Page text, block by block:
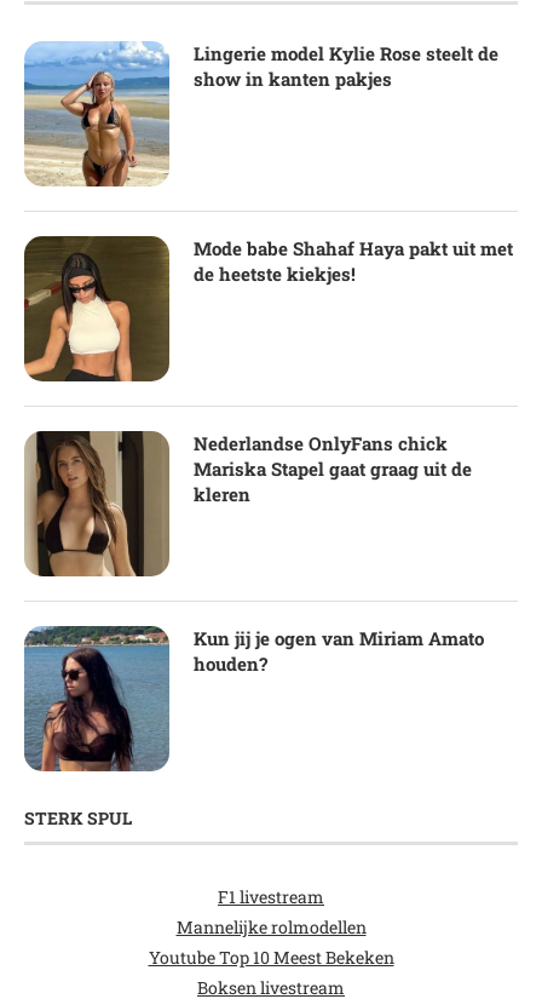
Lingerie model Kylie Rose steelt de
show in kanten pakjes
Mode babe Shahaf Haya pakt uit met
de heetste kiekjes!
Nederlandse OnlyFans chick
Mariska Stapel gaat graag uit de
kleren
Kun jij je ogen van Miriam Amato
houden?
STERK SPUL
F1 livestream
Mannelijke rolmodellen
Youtube Top 10 Meest Bekeken
Boksen livestream